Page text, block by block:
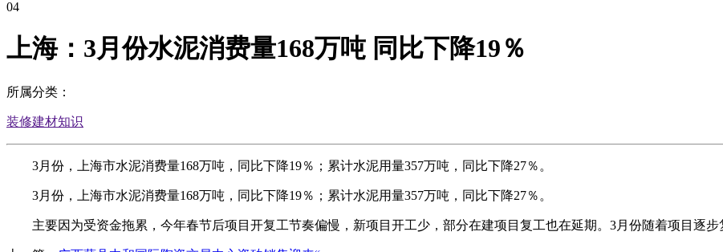
04
上海：3月份水泥消费量168万吨 同比下降19％
所属分类：
装修建材知识
3月份，上海市水泥消费量168万吨，同比下降19％；累计水泥用量357万吨，同比下降27％。
3月份，上海市水泥消费量168万吨，同比下降19％；累计水泥用量357万吨，同比下降27％。
主要因为受资金拖累，今年春节后项目开复工节奏偏慢，新项目开工少，部分在建项目复工也在延期。3月份随着项目逐步